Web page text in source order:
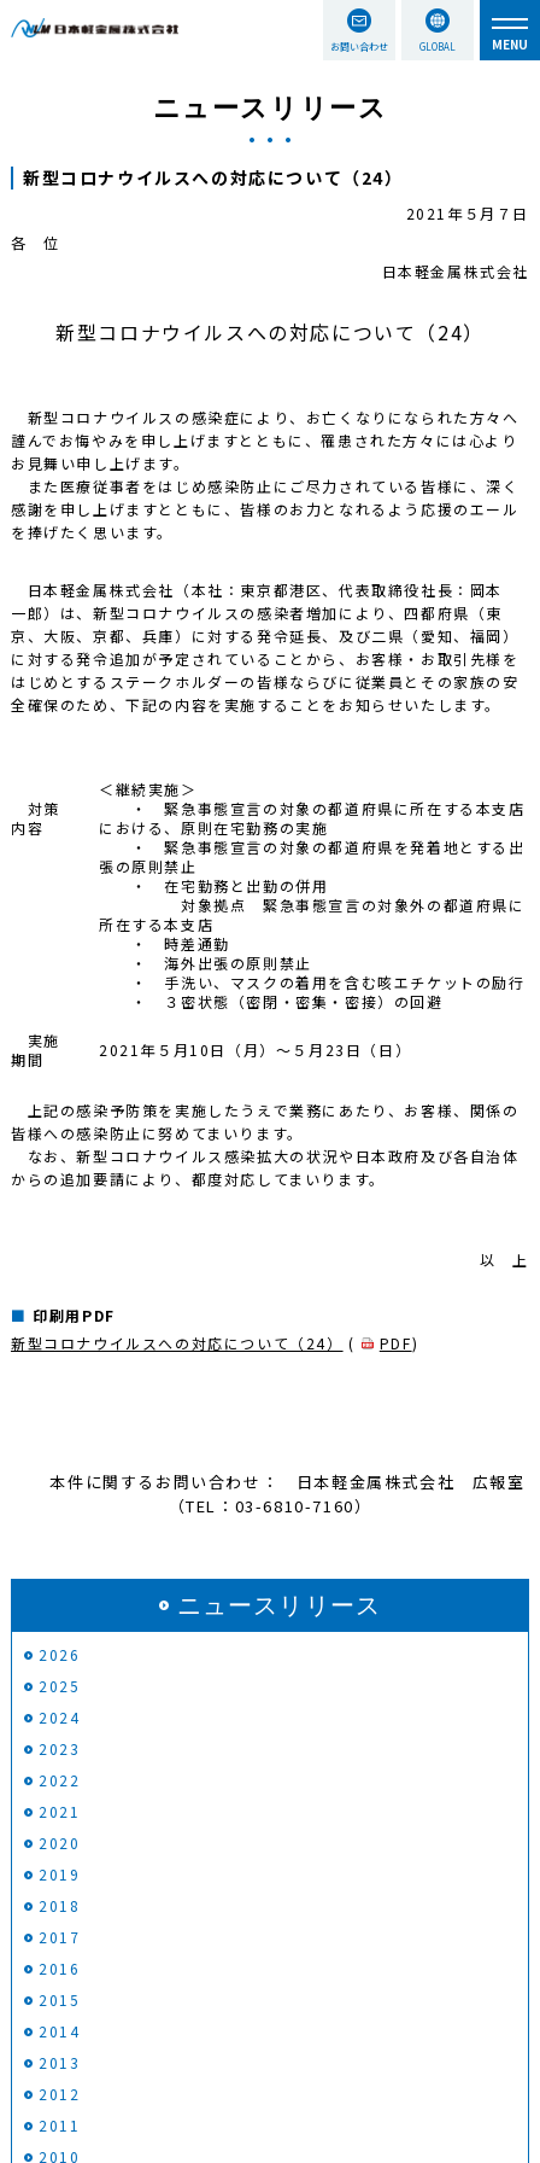
お問い合わせ GLOBAL
ニュースリリース
新型コロナウイルスへの対応について（24）
2021年５月７日
各 位
日本軽金属株式会社
新型コロナウイルスへの対応について（24）
新型コロナウイルスの感染症により、お亡くなりになられた方々へ
謹んでお悔やみを申し上げますとともに、罹患された方々には心より
お見舞い申し上げます。
また医療従事者をはじめ感染防止にご尽力されている皆様に、深く
感謝を申し上げますとともに、皆様のお力となれるよう応援のエール
を捧げたく思います。
日本軽金属株式会社（本社：東京都港区、代表取締役社長：岡本
一郎）は、新型コロナウイルスの感染者増加により、四都府県（東
京、大阪、京都、兵庫）に対する発令延長、及び二県（愛知、福岡）
に対する発令追加が予定されていることから、お客様・お取引先様を
はじめとするステークホルダーの皆様ならびに従業員とその家族の安
全確保のため、下記の内容を実施することをお知らせいたします。
対策
内容
＜継続実施＞
・ 緊急事態宣言の対象の都道府県に所在する本支店
における、原則在宅勤務の実施
・ 緊急事態宣言の対象の都道府県を発着地とする出
張の原則禁止
・ 在宅勤務と出勤の併用
対象拠点 緊急事態宣言の対象外の都道府県に
所在する本支店
・ 時差通勤
・ 海外出張の原則禁止
・ 手洗い、マスクの着用を含む咳エチケットの励行
・ ３密状態（密閉・密集・密接）の回避
実施
期間
2021年５月10日（月）～５月23日（日）
上記の感染予防策を実施したうえで業務にあたり、お客様、関係の
皆様への感染防止に努めてまいります。
なお、新型コロナウイルス感染拡大の状況や日本政府及び各自治体
からの追加要請により、都度対応してまいります。
以 上
印刷用PDF
新型コロナウイルスへの対応について（24）
( PDF)
本件に関するお問い合わせ： 日本軽金属株式会社 広報室
（TEL：03-6810-7160）
ニュースリリース
2026
2025
2024
2023
2022
2021
2020
2019
2018
2017
2016
2015
2014
2013
2012
2011
2010